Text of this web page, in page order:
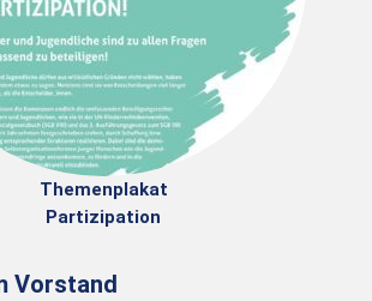
Themenplakat
Partizipation
Vorstand